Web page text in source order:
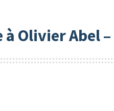
à Olivier Abel